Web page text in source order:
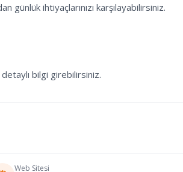
bilgi girebilirsiniz.
Web Sitesi